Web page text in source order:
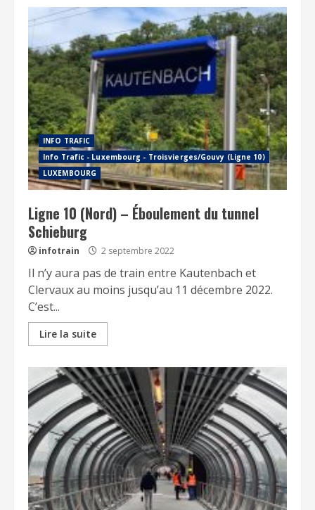
INFO TRAFIC
Info Trafic - Luxembourg - Troisvierges/Gouvy (Ligne 10)
LUXEMBOURG
Ligne 10 (Nord) – Éboulement du tunnel
Schieburg
infotrain 2 septembre 2022
Il n’y aura pas de train entre Kautenbach et
Clervaux au moins jusqu’au 11 décembre 2022.
C’est...
Lire la suite